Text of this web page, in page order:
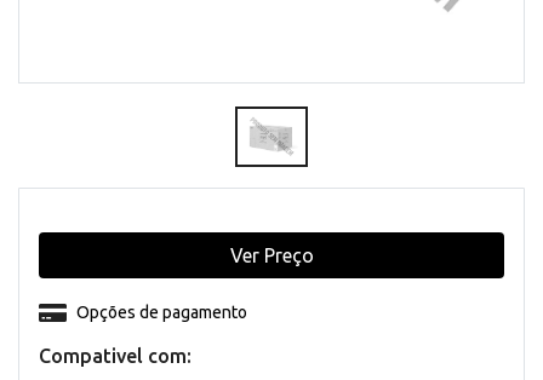
Compativel com:
Opções de pagamento
Ver Preço